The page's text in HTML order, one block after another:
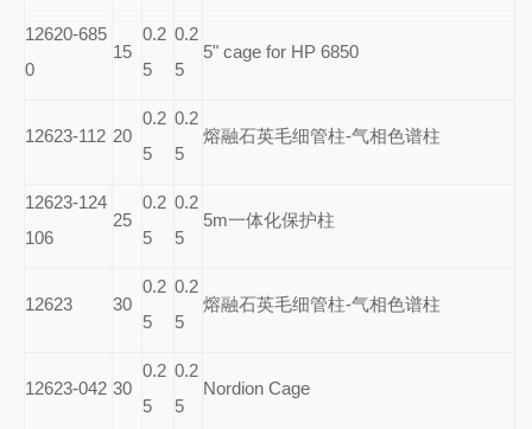
12620-685
0
15
0.2
5
0.2
5
5" cage for HP 6850
12623-112 20
0.2
5
0.2
5
熔融石英毛细管柱-气相色谱柱
12623-124
106
25
0.2
5
0.2
5
5m一体化保护柱
12623 30
0.2
5
0.2
5
熔融石英毛细管柱-气相色谱柱
12623-042 30
0.2
5
0.2
5
Nordion Cage